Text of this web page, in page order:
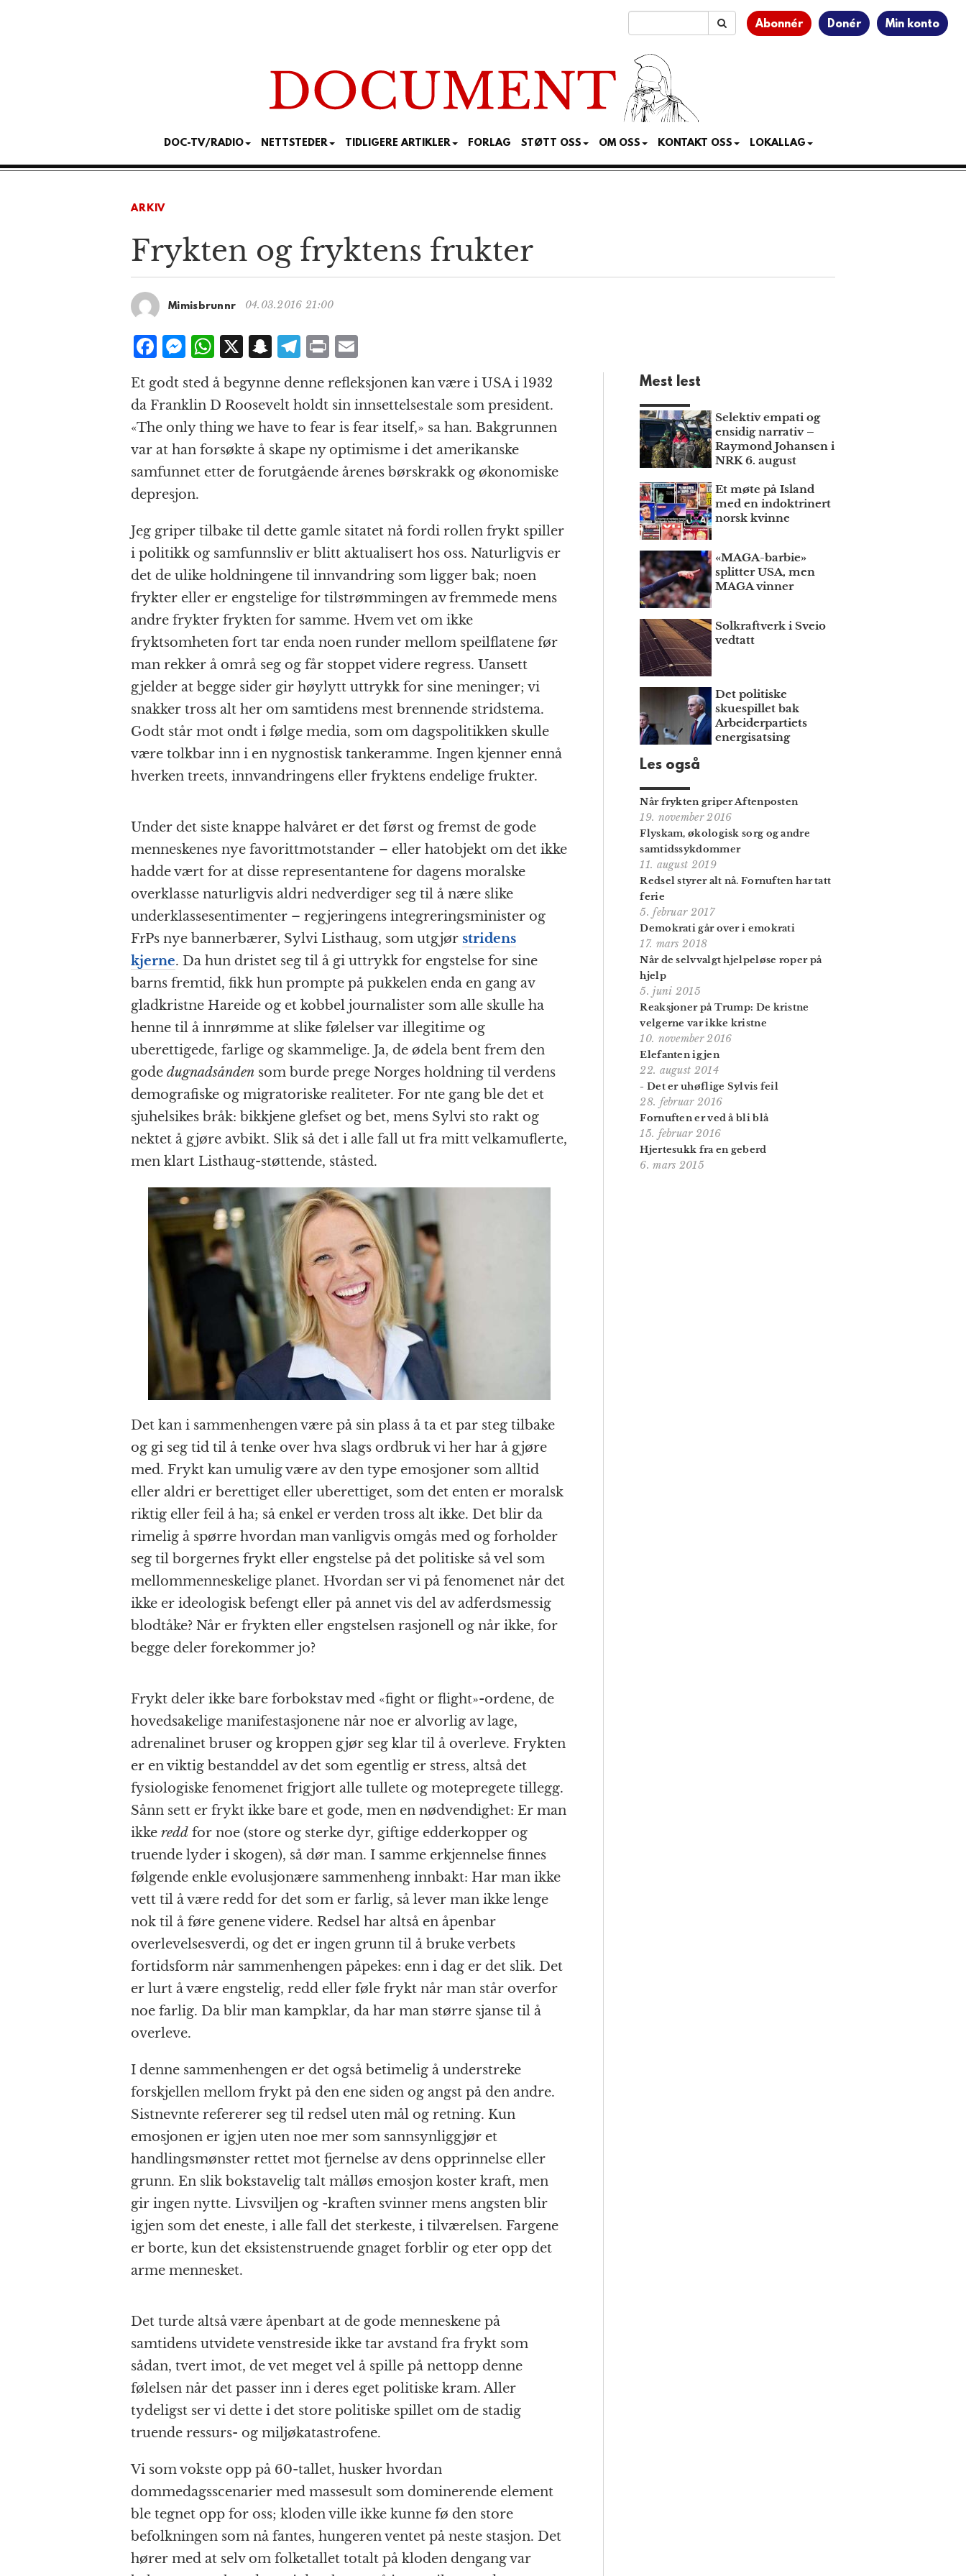
Abonnér Donér Min konto
DOC-TV/RADIO NETTSTEDER TIDLIGERE ARTIKLER FORLAG STØTT OSS OM OSS KONTAKT OSS LOKALLAG
ARKIV
Frykten og fryktens frukter
Mimisbrunnr 04.03.2016 21:00
F
c
e
b
o
o
k
M
ss
e
n
g
e
r
W
h
at
s
A
p
p
X S
a
p
c
h
at
T
e
g
r
a
m
P
ri
n
t
m
ai
l
Et godt sted å begynne denne refleksjonen kan være i USA i 1932
da Franklin D Roosevelt holdt sin innsettelsestale som president.
«The only thing we have to fear is fear itself,» sa han. Bakgrunnen
var at han forsøkte å skape ny optimisme i det amerikanske
samfunnet etter de forutgående årenes børskrakk og økonomiske
depresjon.
Jeg griper tilbake til dette gamle sitatet nå fordi rollen frykt spiller
i politikk og samfunnsliv er blitt aktualisert hos oss. Naturligvis er
det de ulike holdningene til innvandring som ligger bak; noen
frykter eller er engstelige for tilstrømmingen av fremmede mens
andre frykter frykten for samme. Hvem vet om ikke
fryktsomheten fort tar enda noen runder mellom speilflatene før
man rekker å områ seg og får stoppet videre regress. Uansett
gjelder at begge sider gir høylytt uttrykk for sine meninger; vi
snakker tross alt her om samtidens mest brennende stridstema.
Godt står mot ondt i følge media, som om dagspolitikken skulle
være tolkbar inn i en nygnostisk tankeramme. Ingen kjenner ennå
hverken treets, innvandringens eller fryktens endelige frukter.
Under det siste knappe halvåret er det først og fremst de gode
menneskenes nye favorittmotstander – eller hatobjekt om det ikke
hadde vært for at disse representantene for dagens moralske
overklasse naturligvis aldri nedverdiger seg til å nære slike
underklassesentimenter – regjeringens integreringsminister og
FrPs nye bannerbærer, Sylvi Listhaug, som utgjør stridens
kjerne. Da hun dristet seg til å gi uttrykk for engstelse for sine
barns fremtid, fikk hun prompte på pukkelen enda en gang av
gladkristne Hareide og et kobbel journalister som alle skulle ha
henne til å innrømme at slike følelser var illegitime og
uberettigede, farlige og skammelige. Ja, de ødela bent frem den
gode dugnadsånden som burde prege Norges holdning til verdens
demografiske og migratoriske realiteter. For nte gang ble det et
sjuhelsikes bråk: bikkjene glefset og bet, mens Sylvi sto rakt og
nektet å gjøre avbikt. Slik så det i alle fall ut fra mitt velkamuflerte,
men klart Listhaug-støttende, ståsted.
Det kan i sammenhengen være på sin plass å ta et par steg tilbake
og gi seg tid til å tenke over hva slags ordbruk vi her har å gjøre
med. Frykt kan umulig være av den type emosjoner som alltid
eller aldri er berettiget eller uberettiget, som det enten er moralsk
riktig eller feil å ha; så enkel er verden tross alt ikke. Det blir da
rimelig å spørre hvordan man vanligvis omgås med og forholder
seg til borgernes frykt eller engstelse på det politiske så vel som
mellommenneskelige planet. Hvordan ser vi på fenomenet når det
ikke er ideologisk befengt eller på annet vis del av adferdsmessig
blodtåke? Når er frykten eller engstelsen rasjonell og når ikke, for
begge deler forekommer jo?
Frykt deler ikke bare forbokstav med «fight or flight»-ordene, de
hovedsakelige manifestasjonene når noe er alvorlig av lage,
adrenalinet bruser og kroppen gjør seg klar til å overleve. Frykten
er en viktig bestanddel av det som egentlig er stress, altså det
fysiologiske fenomenet frigjort alle tullete og motepregete tillegg.
Sånn sett er frykt ikke bare et gode, men en nødvendighet: Er man
ikke redd for noe (store og sterke dyr, giftige edderkopper og
truende lyder i skogen), så dør man. I samme erkjennelse finnes
følgende enkle evolusjonære sammenheng innbakt: Har man ikke
vett til å være redd for det som er farlig, så lever man ikke lenge
nok til å føre genene videre. Redsel har altså en åpenbar
overlevelsesverdi, og det er ingen grunn til å bruke verbets
fortidsform når sammenhengen påpekes: enn i dag er det slik. Det
er lurt å være engstelig, redd eller føle frykt når man står overfor
noe farlig. Da blir man kampklar, da har man større sjanse til å
overleve.
I denne sammenhengen er det også betimelig å understreke
forskjellen mellom frykt på den ene siden og angst på den andre.
Sistnevnte refererer seg til redsel uten mål og retning. Kun
emosjonen er igjen uten noe mer som sannsynliggjør et
handlingsmønster rettet mot fjernelse av dens opprinnelse eller
grunn. En slik bokstavelig talt målløs emosjon koster kraft, men
gir ingen nytte. Livsviljen og -kraften svinner mens angsten blir
igjen som det eneste, i alle fall det sterkeste, i tilværelsen. Fargene
er borte, kun det eksistenstruende gnaget forblir og eter opp det
arme mennesket.
Det turde altså være åpenbart at de gode menneskene på
samtidens utvidete venstreside ikke tar avstand fra frykt som
sådan, tvert imot, de vet meget vel å spille på nettopp denne
følelsen når det passer inn i deres eget politiske kram. Aller
tydeligst ser vi dette i det store politiske spillet om de stadig
truende ressurs- og miljøkatastrofene.
Vi som vokste opp på 60-tallet, husker hvordan
dommedagsscenarier med massesult som dominerende element
ble tegnet opp for oss; kloden ville ikke kunne fø den store
befolkningen som nå fantes, hungeren ventet på neste stasjon. Det
hører med at selv om folketallet totalt på kloden dengang var
Mest lest
Selektiv empati og
ensidig narrativ –
Raymond Johansen i
NRK 6. august
Et møte på Island
med en indoktrinert
norsk kvinne
«MAGA-barbie»
splitter USA, men
MAGA vinner
Solkraftverk i Sveio
vedtatt
Det politiske
skuespillet bak
Arbeiderpartiets
energisatsing
Les også
Når frykten griper Aftenposten
19. november 2016
Flyskam, økologisk sorg og andre
samtidssykdommer
11. august 2019
Redsel styrer alt nå. Fornuften har tatt
ferie
5. februar 2017
Demokrati går over i emokrati
17. mars 2018
Når de selvvalgt hjelpeløse roper på
hjelp
5. juni 2015
Reaksjoner på Trump: De kristne
velgerne var ikke kristne
10. november 2016
Elefanten igjen
22. august 2014
- Det er uhøflige Sylvis feil
28. februar 2016
Fornuften er ved å bli blå
15. februar 2016
Hjertesukk fra en geberd
6. mars 2015